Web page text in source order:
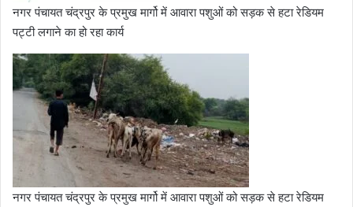
नगर पंचायत चंद्रपुर के प्रमुख मार्गो में आवारा पशुओं को सड़क से हटा रेडियम
पट्टी लगाने का हो रहा कार्य
नगर पंचायत चंद्रपुर के प्रमुख मार्गो में आवारा पशुओं को सड़क से हटा रेडियम